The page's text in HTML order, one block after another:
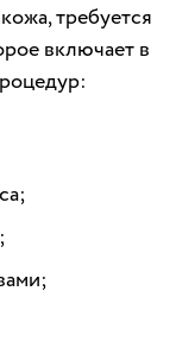
требуется
включает в